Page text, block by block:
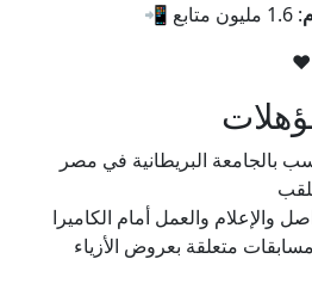
: 1.6 مليون متابع 📲
❤️
بالجامعة البريطانية في مصر
والإعلام والعمل أمام الكاميرا
متعلقة بعروض الأزياء